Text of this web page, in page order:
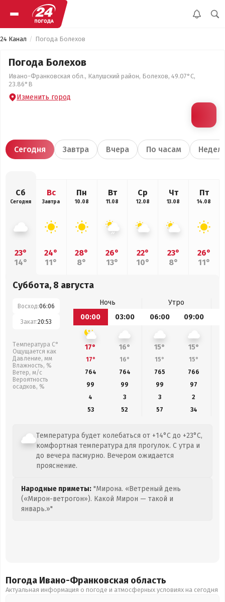
24 Канал Погода Болехов
Погода Болехов
Ивано-Франковская обл., Калушский район, Болехов, 49.07°С,
23.86°В
Изменить город
Сегодня Завтра Вчера По часам
Сб
Сегодня
23°
14°
Вс
Завтра
24°
11°
Пн
10.08
28°
8°
Вт
11.08
26°
13°
Ср
12.08
22°
10°
Чт
13.08
23°
8°
Пт
14.08
26°
11°
Суббота, 8 августа
Восход:06:06
Закат:20:53
Температура С°
Ощущается как
Давление, мм
Влажность, %
Ветер, м/с
Вероятность
осадков, %
Ночь
Утро
00:00
03:00 06:00 09:00
17° 16° 15° 15°
17° 16° 15° 15°
764
764 765 766
99
99 99 97
4
3 3
2
53
52 57 34
Температура будет колебаться от +14°C до +23°C,
комфортная температура для прогулок. С утра и
до вечера пасмурно. Вечером ожидается
прояснение.
Народные приметы: "Мирона. «Ветреный день
(«Мирон-ветрогон»). Какой Мирон — такой и
январь.»"
Погода Ивано-Франковская область
Актуальная информация о погоде и атмосферных условиях на сегодня